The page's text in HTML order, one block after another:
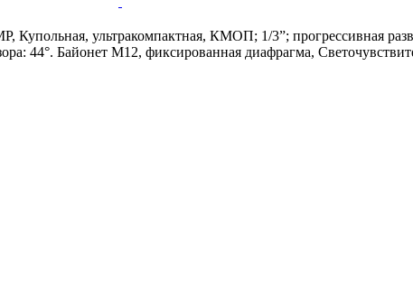
Купольная, ультракомпактная, КМОП; 1/3”; прогрессивная
44°. Байонет М12, фиксированная диафрагма,